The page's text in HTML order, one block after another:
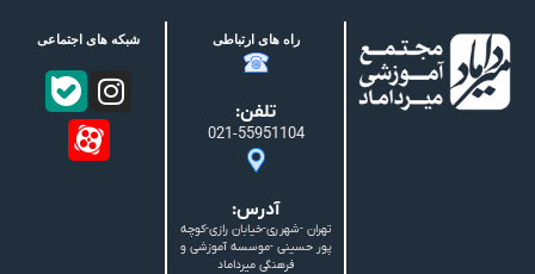
راه های ارتباطی
تلفن:
021-55951104
آدرس:
تهران -شهرری-خیابان رازی-کوچه
پور حسینی -موسسه آموزشی و
فرهنگی میرداماد
شبکه های اجتماعی